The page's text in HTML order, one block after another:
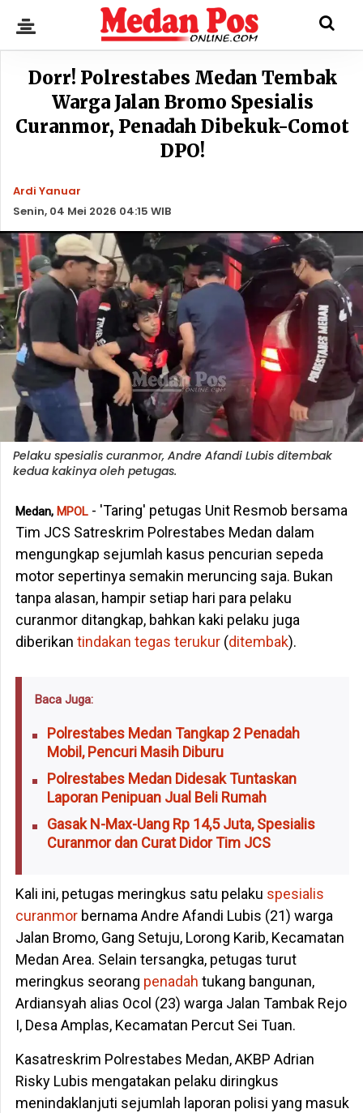
Dorr! Polrestabes Medan Tembak
Warga Jalan Bromo Spesialis
Curanmor, Penadah Dibekuk-Comot
DPO!
Ardi Yanuar
Senin, 04 Mei 2026 04:15 WIB
Pelaku spesialis curanmor, Andre Afandi Lubis ditembak
kedua kakinya oleh petugas.
Medan, MPOL- 'Taring' petugas Unit Resmob bersama
Tim JCS Satreskrim Polrestabes Medan dalam
mengungkap sejumlah kasus pencurian sepeda
motor sepertinya semakin meruncing saja. Bukan
tanpa alasan, hampir setiap hari para pelaku
curanmor ditangkap, bahkan kaki pelaku juga
diberikan tindakan tegas terukur(ditembak).
Baca Juga:
Polrestabes Medan Tangkap 2 Penadah
Mobil, Pencuri Masih Diburu
Polrestabes Medan Didesak Tuntaskan
Laporan Penipuan Jual Beli Rumah
Gasak N-Max-Uang Rp 14,5 Juta, Spesialis
Curanmor dan Curat Didor Tim JCS
Kali ini, petugas meringkus satu pelaku spesialis
curanmorbernama Andre Afandi Lubis (21) warga
Jalan Bromo, Gang Setuju, Lorong Karib, Kecamatan
Medan Area. Selain tersangka, petugas turut
meringkus seorang penadah tukang bangunan,
Ardiansyah alias Ocol (23) warga Jalan Tambak Rejo
I, Desa Amplas, Kecamatan Percut Sei Tuan.
Kasatreskrim Polrestabes Medan, AKBP Adrian
Risky Lubis mengatakan pelaku diringkus
menindaklanjuti sejumlah laporan polisi yang masuk